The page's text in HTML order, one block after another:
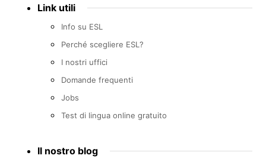
Link utili
Info su ESL
Perché scegliere ESL?
I nostri uffici
Domande frequenti
Jobs
Test di lingua online gratuito
Il nostro blog